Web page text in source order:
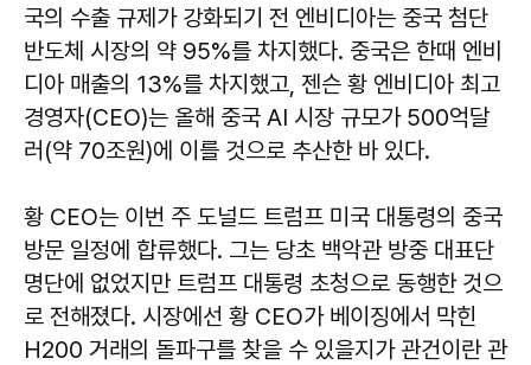
국의 수출 규제가 강화되기 전 엔비디아는 중국 첨단
반도체 시장의 약 95%를 차지했다. 중국은 한때 엔비
디아 매출의 13%를 차지했고, 젠슨 황 엔비디아 최고
경영자(CEO)는 올해 중국 AI 시장 규모가 500억달
러(약 70조원)에 이를 것으로 추산한 바 있다.
황 CEO는 이번 주 도널드 트럼프 미국 대통령의 중국
방문 일정에 합류했다. 그는 당초 백악관 방중 대표단
명단에 없었지만 트럼프 대통령 초청으로 동행한 것으
로 전해졌다. 시장에선 황 CEO가 베이징에서 막힌
H200 거래의 돌파구를 찾을 수 있을지가 관건이란 관